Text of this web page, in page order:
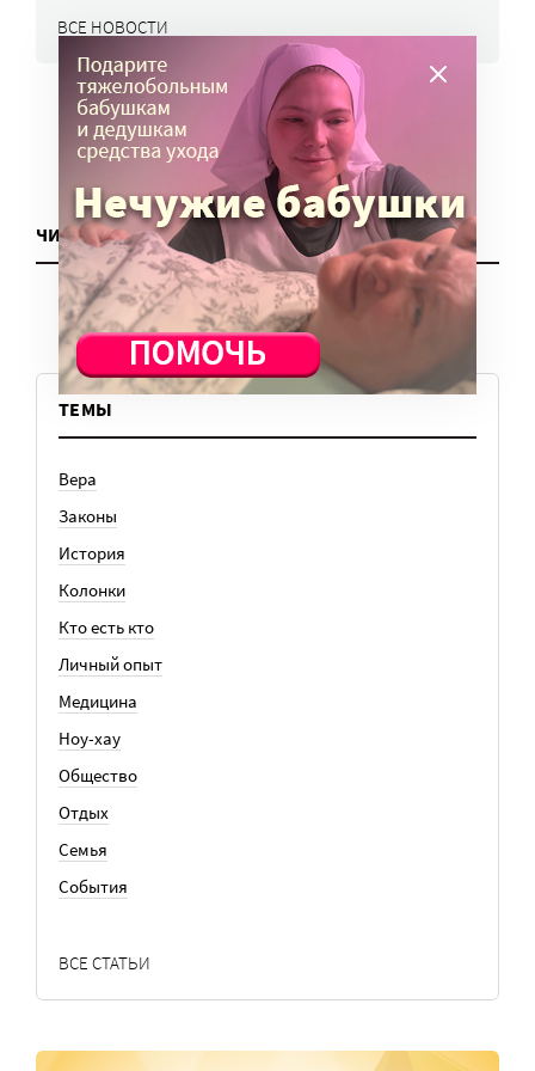
ВСЕ НОВОСТИ
ЧИТАТЬ ЕЩЕ
ТЕМЫ
Вера
Законы
История
Колонки
Кто есть кто
Личный опыт
Медицина
Ноу-хау
Общество
Отдых
Семья
События
ВСЕ СТАТЬИ